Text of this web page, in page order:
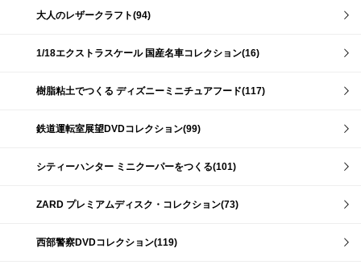
大人のレザークラフト(94)
1/18エクストラスケール 国産名車コレクション(16)
樹脂粘土でつくる ディズニーミニチュアフード(117)
鉄道運転室展望DVDコレクション(99)
シティーハンター ミニクーパーをつくる(101)
ZARD プレミアムディスク・コレクション(73)
西部警察DVDコレクション(119)